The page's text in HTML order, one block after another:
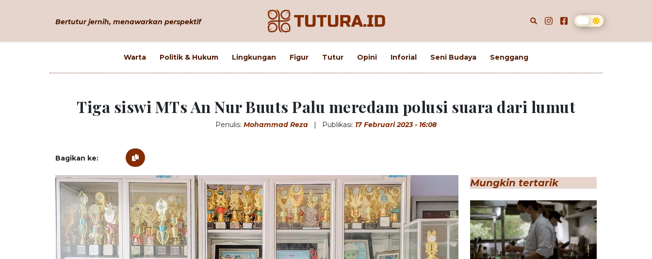
Bertutur jernih, menawarkan perspektif
Warta Politik & Hukum Lingkungan Figur Tutur Opini Inforial Seni Budaya Senggang
Tiga siswi MTs An Nur Buuts Palu meredam polusi suara dari lumut
Penulis: Mohammad Reza | Publikasi: 17 Februari 2023 - 16:08
Bagikan ke:
Mungkin tertarik